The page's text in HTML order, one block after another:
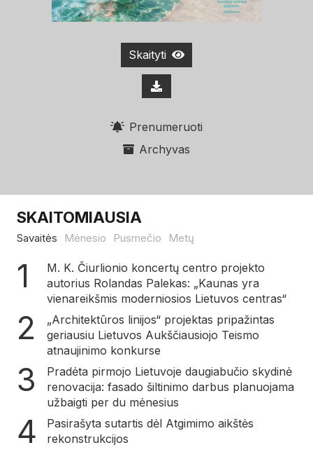
Skaityti
Prenumeruoti
Archyvas
SKAITOMIAUSIA
Savaitės Mėnesio Pusmečio Metų
M. K. Čiurlionio koncertų centro projekto
autorius Rolandas Palekas: „Kaunas yra
vienareikšmis moderniosios Lietuvos centras“
„Architektūros linijos“ projektas pripažintas
geriausiu Lietuvos Aukščiausiojo Teismo
atnaujinimo konkurse
Pradėta pirmojo Lietuvoje daugiabučio skydinė
renovacija: fasado šiltinimo darbus planuojama
užbaigti per du mėnesius
Pasirašyta sutartis dėl Atgimimo aikštės
rekonstrukcijos